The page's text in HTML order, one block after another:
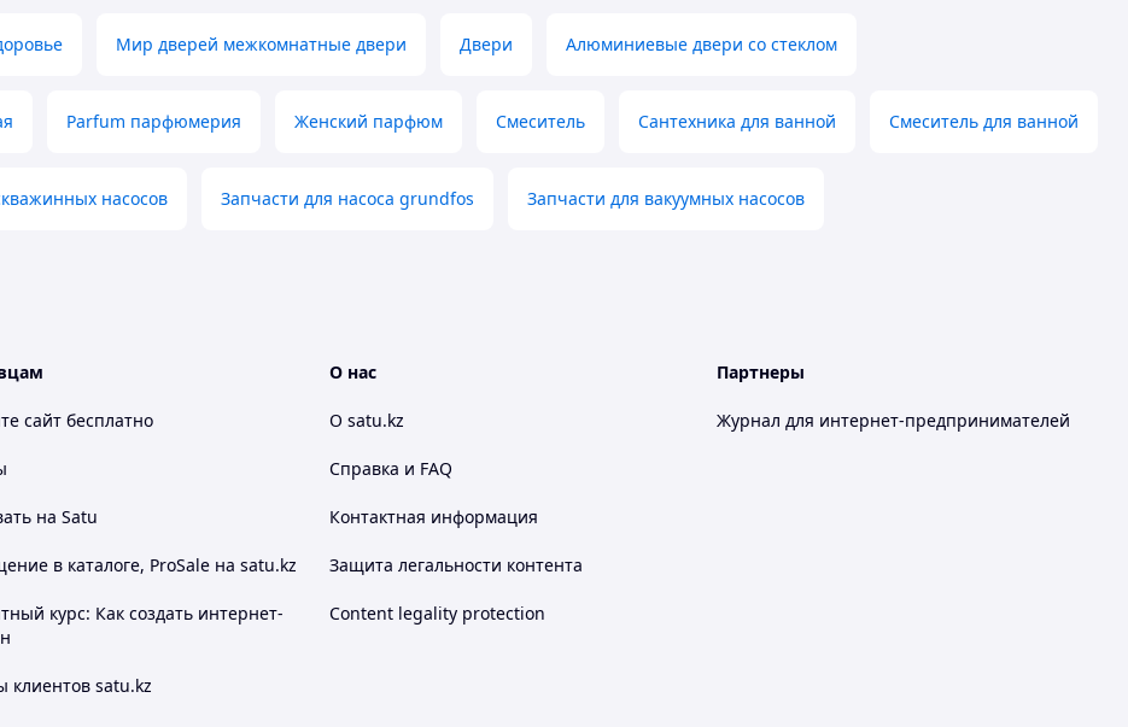
Мир дверей межкомнатные двери Двери Алюминиевые двери со стеклом
Parfum парфюмерия Женский парфюм Смеситель Сантехника для ванной Смеситель для ванной
насосов Запчасти для насоса grundfos Запчасти для вакуумных насосов
сайт бесплатно
на Satu
в каталоге, ProSale на satu.kz
курс: Как создать интернет-
клиентов satu.kz
О нас
О satu.kz
Справка и FAQ
Контактная информация
Защита легальности контента
Content legality protection
Партнеры
Журнал для интернет-предпринимателей